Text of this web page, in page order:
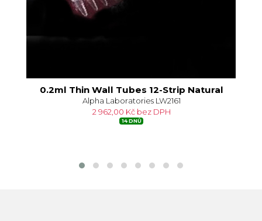
0.2ml Thin Wall Tubes 12-Strip Natural
Alpha Laboratories LW2161
2 962,00 Kč bez DPH
14 DNŮ